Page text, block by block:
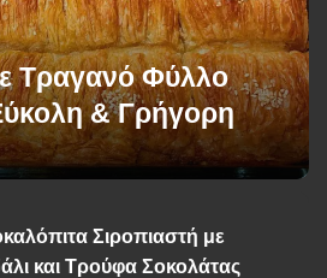
Τραγανό Φύλλο
& Γρήγορη
2025
Σιροπιαστή με
και Τρούφα Σοκολάτας